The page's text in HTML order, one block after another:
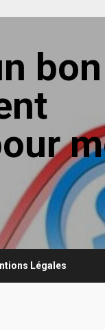
bon
Légales